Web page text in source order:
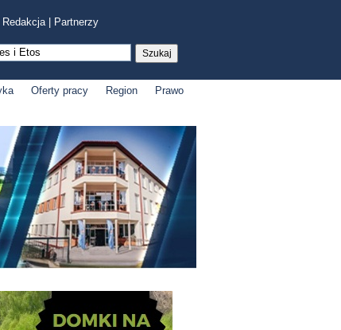
Redakcja| Partnerzy
Oferty pracy Region
Prawo